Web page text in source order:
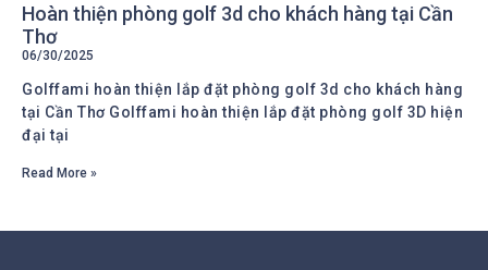
Hoàn thiện phòng golf 3d cho khách hàng tại Cần
Thơ
06/30/2025
Golffami hoàn thiện lắp đặt phòng golf 3d cho khách hàng
tại Cần Thơ Golffami hoàn thiện lắp đặt phòng golf 3D hiện
đại tại
Read More »